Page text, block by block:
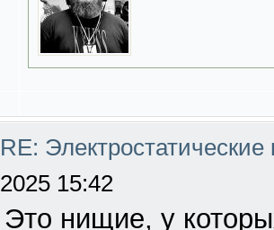
RE:
2025 15:42
Это нищие, у